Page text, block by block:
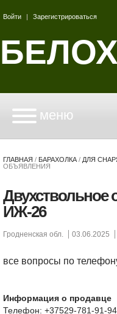
Войти | Зарегистрироваться
меню
ГЛАВНАЯ / БАРАХОЛКА / ДЛЯ
ОБЪЯВЛЕНИЯ
Двухствольное
ИЖ-26
Гродненская обл. 03.06.2025
все вопросы по
Информация о продавце
Телефон: +37529-781-91-94